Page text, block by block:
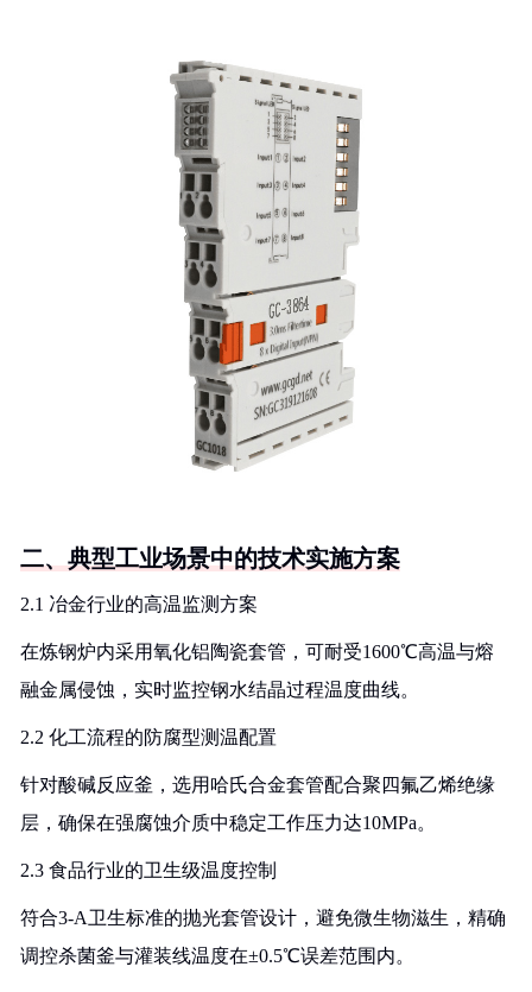
二、典型工业场景中的技术实施方案
2.1 冶金行业的高温监测方案
在炼钢炉内采用氧化铝陶瓷套管，可耐受1600℃高温与熔
融金属侵蚀，实时监控钢水结晶过程温度曲线。
2.2 化工流程的防腐型测温配置
针对酸碱反应釜，选用哈氏合金套管配合聚四氟乙烯绝缘
层，确保在强腐蚀介质中稳定工作压力达10MPa。
2.3 食品行业的卫生级温度控制
符合3-A卫生标准的抛光套管设计，避免微生物滋生，精确
调控杀菌釜与灌装线温度在±0.5℃误差范围内。